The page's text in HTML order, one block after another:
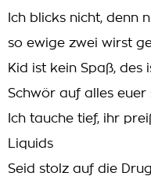
Ich blicks nicht, denn
so ewige zwei wirst
Kid ist kein Spaß, des
Schwör auf alles
Ich tauche tief, ihr
Liquids
Seid stolz auf die